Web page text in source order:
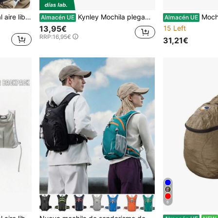
Mochila para senderismo al aire libre, mochila para ciclismo, mochila de trekking ligera para viaje, mochila de día impermeable para escalar, bolso deportivo unisex para el hombro Almacén UE Kynley Mochila plegable ultraligera para viajes al aire libre, senderismo, mochila impermeable para ocio, Camping, para hombres y mujeres, Mochila de tela Oxford de gran capacidad. ✅ Envíos a España en 48/72h
13,95€
RRP:16,95€
Almacén UE Mochila de senderismo RAINSMORE
15 Left
31,21€
6